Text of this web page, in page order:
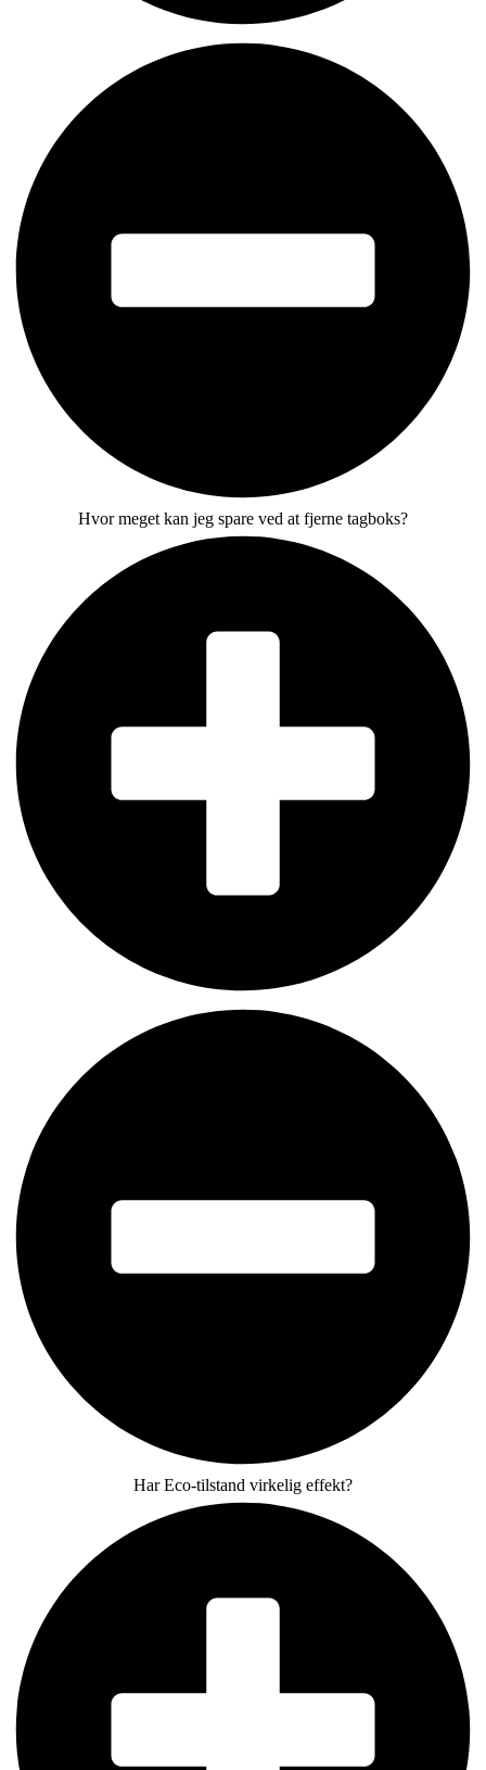
Hvor meget kan jeg spare ved at fjerne tagboks?
Har Eco-tilstand virkelig effekt?